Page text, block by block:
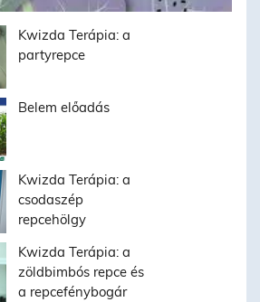
Kwizda Terápia: a
partyrepce
Belem előadás
Kwizda Terápia: a
csodaszép
repcehölgy
Kwizda Terápia: a
zöldbimbós repce és
a repcefénybogár